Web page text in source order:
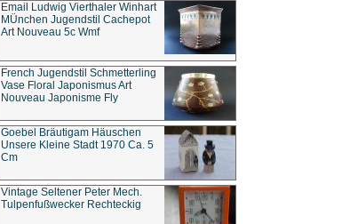
Email Ludwig Vierthaler Winhart
MÜnchen Jugendstil Cachepot
Art Nouveau 5c Wmf
French Jugendstil Schmetterling
Vase Floral Japonismus Art
Nouveau Japonisme Fly
Goebel Bräutigam Häuschen
Unsere Kleine Stadt 1970 Ca. 5
Cm
Vintage Seltener Peter Mech.
Tulpenfußwecker Rechteckig